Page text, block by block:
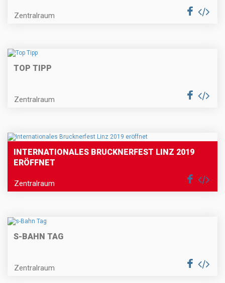
Zentralraum
TOP TIPP
Zentralraum
INTERNATIONALES BRUCKNERFEST LINZ 2019
ERÖFFNET
Zentralraum
S-BAHN TAG
Zentralraum